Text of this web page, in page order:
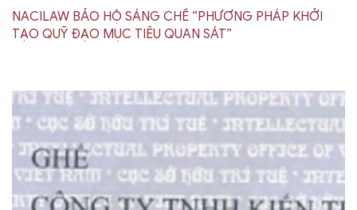
NACILAW BẢO HỘ SÁNG CHẾ “PHƯƠNG PHÁP KHỞI
TẠO QUỸ ĐẠO MỤC TIÊU QUAN SÁT”